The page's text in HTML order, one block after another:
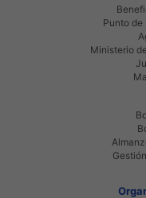
Punto
Ministerio